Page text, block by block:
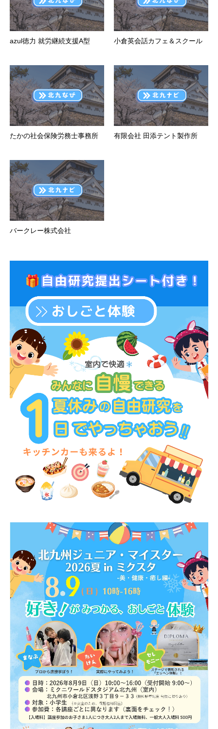
azul徳力 就労継続支援A型 小倉英会話カフェ＆スクール
たかの社会保険労務士事務所 有限会社 田添テント製作所
バークレー株式会社